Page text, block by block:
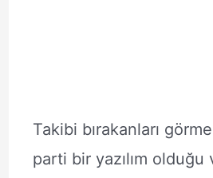
Takibi bırakanları
parti bir yazılım